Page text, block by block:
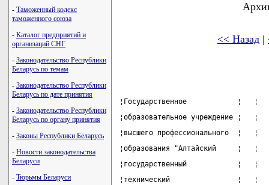
- Таможенный кодекс
таможенного союза
- Каталог предприятий и
организаций СНГ
- Законодательство Республики
Беларусь по темам
- Законодательство Республики
Беларусь по дате принятия
- Законодательство Республики
Беларусь по органу принятия
- Законы Республики Беларусь
- Новости законодательства
Беларуси
- Тюрьмы Беларуси
<< Назад |
¦Государственное
¦образовательное
¦высшего
¦образования "Алтайский
¦государственный
¦технический                ¦